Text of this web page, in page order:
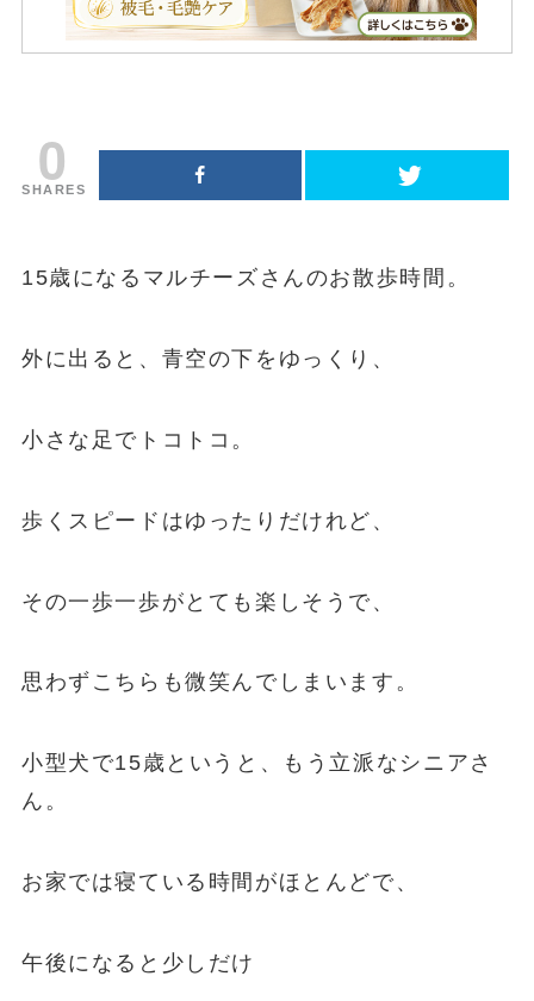
0
SHARES
15歳になるマルチーズさんのお散歩時間。
外に出ると、青空の下をゆっくり、
小さな足でトコトコ。
歩くスピードはゆったりだけれど、
その一歩一歩がとても楽しそうで、
思わずこちらも微笑んでしまいます。
小型犬で15歳というと、もう立派なシニアさ
ん。
お家では寝ている時間がほとんどで、
午後になると少しだけ